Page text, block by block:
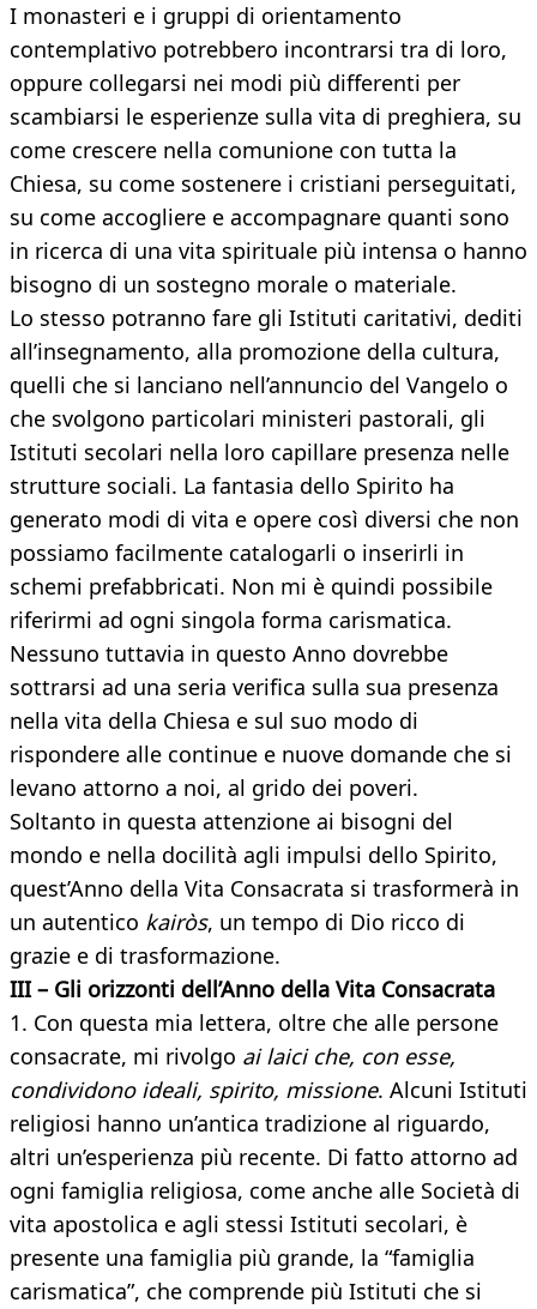
I monasteri e i gruppi di orientamento
contemplativo potrebbero incontrarsi tra di loro,
oppure collegarsi nei modi più differenti per
scambiarsi le esperienze sulla vita di preghiera, su
come crescere nella comunione con tutta la
Chiesa, su come sostenere i cristiani perseguitati,
su come accogliere e accompagnare quanti sono
in ricerca di una vita spirituale più intensa o hanno
bisogno di un sostegno morale o materiale.
Lo stesso potranno fare gli Istituti caritativi, dediti
all’insegnamento, alla promozione della cultura,
quelli che si lanciano nell’annuncio del Vangelo o
che svolgono particolari ministeri pastorali, gli
Istituti secolari nella loro capillare presenza nelle
strutture sociali. La fantasia dello Spirito ha
generato modi di vita e opere così diversi che non
possiamo facilmente catalogarli o inserirli in
schemi prefabbricati. Non mi è quindi possibile
riferirmi ad ogni singola forma carismatica.
Nessuno tuttavia in questo Anno dovrebbe
sottrarsi ad una seria verifica sulla sua presenza
nella vita della Chiesa e sul suo modo di
rispondere alle continue e nuove domande che si
levano attorno a noi, al grido dei poveri.
Soltanto in questa attenzione ai bisogni del
mondo e nella docilità agli impulsi dello Spirito,
quest’Anno della Vita Consacrata si trasformerà in
un autentico kairòs, un tempo di Dio ricco di
grazie e di trasformazione.
III – Gli orizzonti dell’Anno della Vita Consacrata
1. Con questa mia lettera, oltre che alle persone
consacrate, mi rivolgo ai laici che, con esse,
condividono ideali, spirito, missione. Alcuni Istituti
religiosi hanno un’antica tradizione al riguardo,
altri un’esperienza più recente. Di fatto attorno ad
ogni famiglia religiosa, come anche alle Società di
vita apostolica e agli stessi Istituti secolari, è
presente una famiglia più grande, la “famiglia
carismatica”, che comprende più Istituti che si